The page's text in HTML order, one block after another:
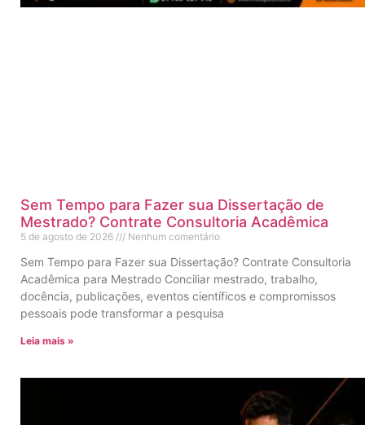
Sem Tempo para Fazer sua Dissertação de
Mestrado? Contrate Consultoria Acadêmica
5 de agosto de 2026 Nenhum comentário
Sem Tempo para Fazer sua Dissertação? Contrate Consultoria
Acadêmica para Mestrado Conciliar mestrado, trabalho,
docência, publicações, eventos científicos e compromissos
pessoais pode transformar a pesquisa
Leia mais »